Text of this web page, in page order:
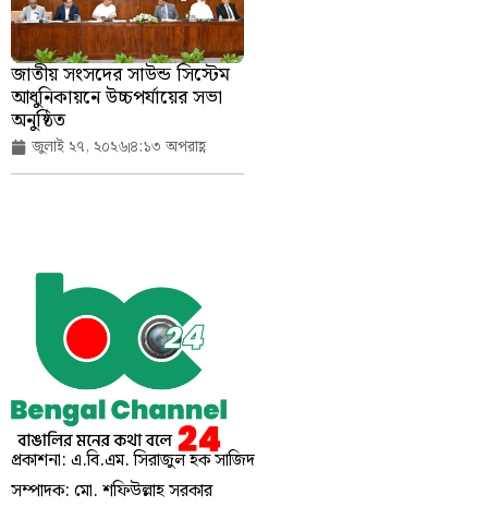
জাতীয় সংসদের সাউন্ড সিস্টেম
আধুনিকায়নে উচ্চপর্যায়ের সভা
অনুষ্ঠিত
জুলাই ২৭, ২০২৬৪:১৩ অপরাহ্ণ
প্রকাশনা: এ.বি.এম. সিরাজুল হক সাজিদ
সম্পাদক: মো. শফিউল্লাহ সরকার